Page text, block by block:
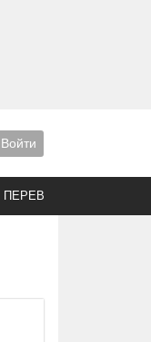
Войти
ПЕРЕВОДЫ